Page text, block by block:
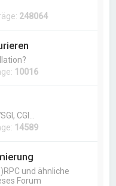
248064
10016
CGI…
14589
und ähnliche
Forum